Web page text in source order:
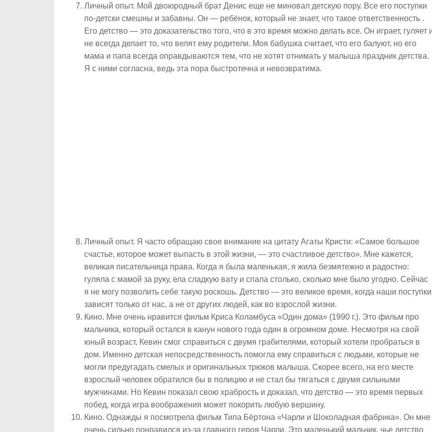
Личный опыт. Мой двоюродный брат Денис еще не миновал детскую пору. Все его поступки
по-детски смешны и забавны. Он — ребёнок, который не знает, что такое ответственность .
Его детство — это доказательство того, что в это время можно делать все. Он играет, гуляет
не всегда делает то, что велят ему родители. Моя бабушка считает, что его балуют, но его
мама и папа всегда оправдываются тем, что не хотят отнимать у малыша праздник детства.
Я с ними согласна, ведь эта пора быстротечна и невозвратима.
Личный опыт. Я часто обращаю свое внимание на цитату Агаты Кристи: «Самое большое
счастье, которое может выпасть в этой жизни, — это счастливое детство». Мне кажется,
великая писательница права. Когда я была маленькая, я жила безмятежно и радостно:
гуляла с мамой за руку, ела сладкую вату и спала столько, сколько мне было угодно. Сейчас
я не могу позволить себе такую роскошь. Детство — это великое время, когда наши поступки
зависят только от нас, а не от других людей, как во взрослой жизни.
Кино. Мне очень нравится фильм Криса Коламбуса «Один дома» (1990 г.). Это фильм про
мальчика, который остался в канун нового года один в огромном доме. Несмотря на свой
юный возраст, Кевин смог справиться с двумя грабителями, который хотели пробраться в
дом. Именно детская непосредственность помогла ему справиться с людьми, которые не
могли предугадать смелых и оригинальных трюков малыша. Скорее всего, на его месте
взрослый человек обратился бы в полицию и не стал бы тягаться с двумя сильными
мужчинами. Но Кевин показал свою храбрость и доказал, что детство — это время первых
побед, когда игра воображения может покорить любую вершину.
Кино. Однажды я посмотрела фильм Типа Бёртона «Чарли и Шоколадная фабрика». Он мне
очень сильно понравился из-за главного героя Чарли. Это маленький мальчик, чье детство